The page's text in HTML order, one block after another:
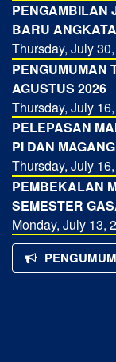
PENGAMBILAN
BARU
Thursday, July
PENGUMUMAN
AGUSTUS 2026
Thursday, July
PELEPASAN
PI DAN
Thursday, July
PEMBEKALAN
SEMESTER
Monday, July 13,